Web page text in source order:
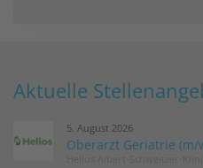
Aktuelle
5. August 2026
Oberarzt Geriatrie (m/